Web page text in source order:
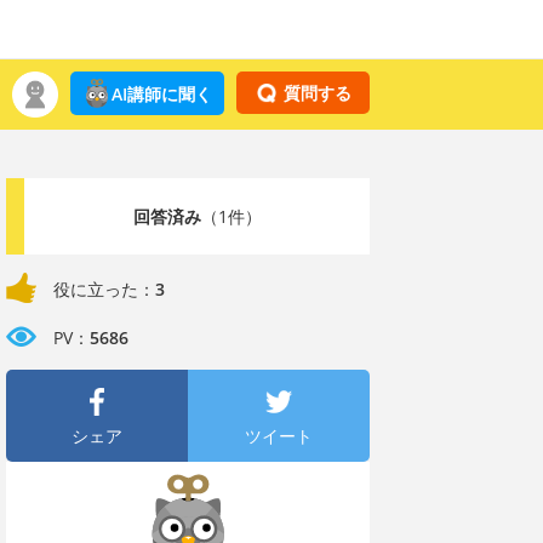
質問する
AI講師に聞く
回答済み（1件）
役に立った： 3
PV： 5686
シェア ツイート